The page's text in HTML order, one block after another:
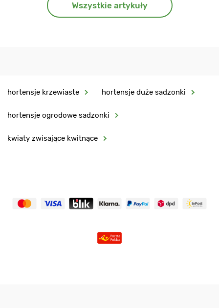
Wszystkie artykuły
hortensje krzewiaste hortensje duże sadzonki
hortensje ogrodowe sadzonki
kwiaty zwisające kwitnące